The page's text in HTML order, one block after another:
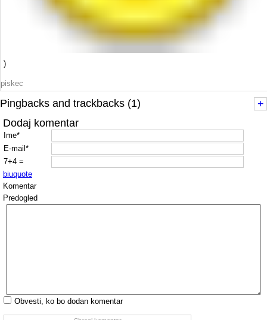
)
piskec
Pingbacks and trackbacks (1)
+
Dodaj komentar
Ime*
E-mail*
7+4 =
biuquote
Komentar
Predogled
Obvesti, ko bo dodan komentar